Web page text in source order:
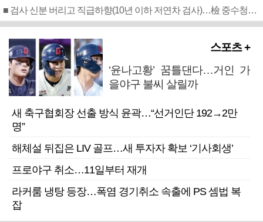
■ 검사 신분 버리고 직급하향(10년 이하 저연차 검사)…檢 중수청행 기피
스포츠 +
‘윤나고황’ 꿈틀댄다…거인 가
을야구 불씨 살릴까
새 축구협회장 선출 방식 윤곽…“선거인단 192→2만
명”
해체설 뒤집은 LIV 골프…새 투자자 확보 ‘기사회생’
프로야구 취소…11일부터 재개
라커룸 냉탕 등장…폭염 경기취소 속출에 PS 셈법 복
잡